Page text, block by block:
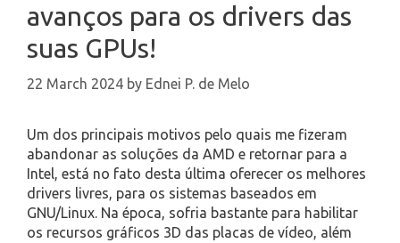
avanços para os drivers das
suas GPUs!
22 March 2024 by Ednei P. de Melo
Um dos principais motivos pelo quais me fizeram
abandonar as soluções da AMD e retornar para a
Intel, está no fato desta última oferecer os melhores
drivers livres, para os sistemas baseados em
GNU/Linux. Na época, sofria bastante para habilitar
os recursos gráficos 3D das placas de vídeo, além